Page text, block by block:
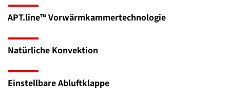
APT.line™ Vorwärmkammertechnologie
Natürliche Konvektion
Einstellbare Abluftklappe